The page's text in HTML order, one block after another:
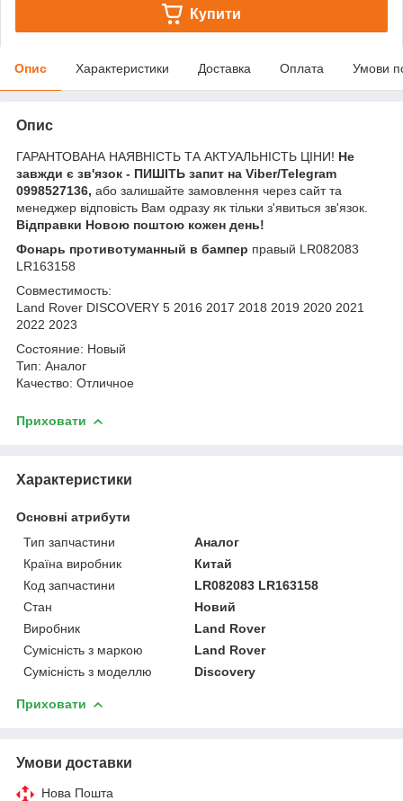
Купити
Опис Характеристики Доставка Оплата Умови
Опис
ГАРАНТОВАНА НАЯВНІСТЬ ТА АКТУАЛЬНІСТЬ ЦІНИ! Не
завжди є зв'язок - ПИШІТЬ запит на Viber/Telegram
0998527136, або залишайте замовлення через сайт та
менеджер відповість Вам одразу як тільки з'явиться зв'язок.
Відправки Новою поштою кожен день!
Фонарь противотуманный в бампер правый LR082083
LR163158
Совместимость:
Land Rover DISCOVERY 5 2016 2017 2018 2019 2020 2021
2022 2023
Состояние: Новый
Тип: Аналог
Качество: Отличное
Приховати
Характеристики
Основні атрибути
Тип запчастини
Аналог
Країна виробник
Китай
Код запчастини
LR082083 LR163158
Стан
Новий
Виробник
Land Rover
Сумісність з маркою
Land Rover
Сумісність з моделлю
Discovery
Приховати
Умови доставки
Нова Пошта